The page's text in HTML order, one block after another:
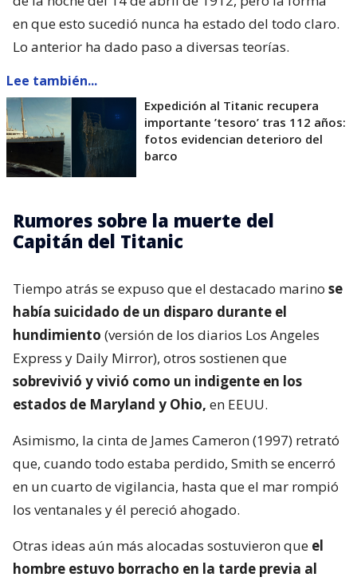
en que esto sucedió nunca ha estado del todo claro.
Lo anterior ha dado paso a diversas teorías.
Lee también...
Expedición al Titanic recupera
importante ’tesoro’ tras 112 años:
fotos evidencian deterioro del
barco
Rumores sobre la muerte del
Capitán del Titanic
Tiempo atrás se expuso que el destacado marino se
había suicidado de un disparo durante el
hundimiento (versión de los diarios Los Angeles
Express y Daily Mirror), otros sostienen que
sobrevivió y vivió como un indigente en los
estados de Maryland y Ohio, en EEUU.
Asimismo, la cinta de James Cameron (1997) retrató
que, cuando todo estaba perdido, Smith se encerró
en un cuarto de vigilancia, hasta que el mar rompió
los ventanales y él pereció ahogado.
Otras ideas aún más alocadas sostuvieron que el
hombre estuvo borracho en la tarde previa al